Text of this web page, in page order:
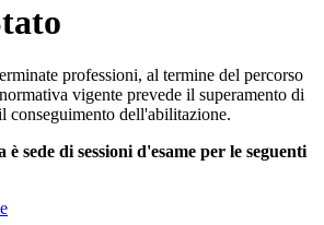
professioni, al termine del percorso
vigente prevede il superamento di
conseguimento dell'abilitazione.
sede di sessioni d'esame per le seguenti